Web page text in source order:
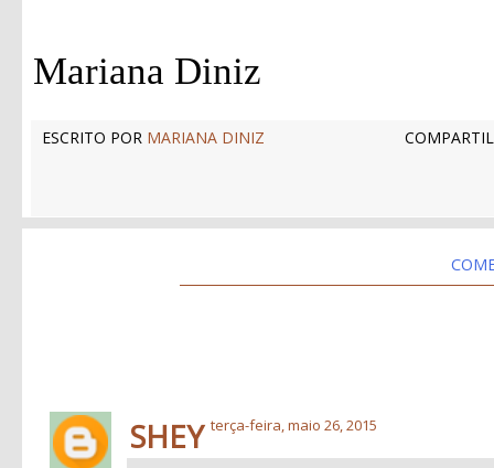
Mariana Diniz
ESCRITO POR MARIANA DINIZ
SHEY terça-feira, maio 26, 2015